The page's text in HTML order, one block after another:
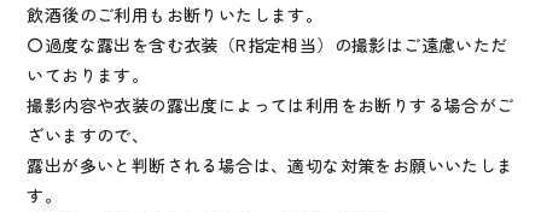
飲酒後のご利用もお断りいたします。
〇過度な露出を含む衣装（R指定相当）の撮影はご遠慮いただ
いております。
撮影内容や衣装の露出度によっては利用をお断りする場合がご
ざいますので、
露出が多いと判断される場合は、適切な対策をお願いいたしま
す。